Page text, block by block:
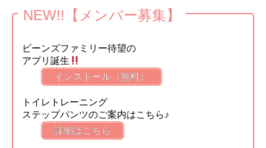
NEW!!【メンバー募集】
ビーンズファミリー待望の
アプリ誕生
インストール（無料）
トイレトレーニング
ステップパンツのご案内はこちら♪
詳細はこちら